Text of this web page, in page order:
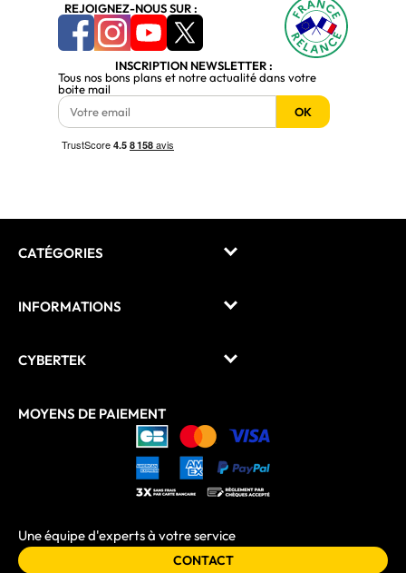
REJOIGNEZ-NOUS SUR :
INSCRIPTION NEWSLETTER :
Tous nos bons plans et notre actualité dans votre
boite mail
OK
CATÉGORIES
INFORMATIONS
CYBERTEK
MOYENS DE PAIEMENT
Une équipe d'experts à votre service
CONTACT